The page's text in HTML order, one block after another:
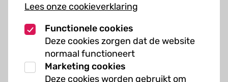
Lees onze cookieverklaring
Functionele cookies
Deze cookies zorgen dat de website
normaal functioneert
Marketing cookies
Deze cookies worden gebruikt om
Kunst cursussen
Over ons
Organisatie
Werken bij Kielzog